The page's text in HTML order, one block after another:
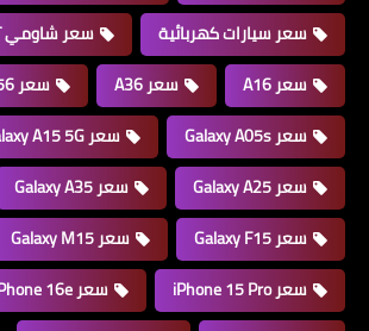
سعر سيارات كهربائية
سعر شاومي 14T
سعر A16
سعر A36
سعر A56
سعر Galaxy A05s
سعر Galaxy A15 5G
سعر Galaxy A25
سعر Galaxy A35
سعر Galaxy F15
سعر Galaxy M15
سعر iPhone 15 Pro
سعر iPhone 16e